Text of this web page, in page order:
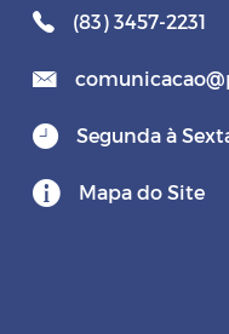
(83) 3457-2231
Segunda à
Mapa do Site